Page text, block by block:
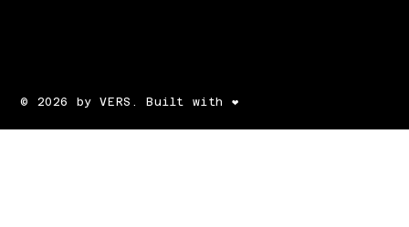
© 2026 by VERS. Built with ❤️